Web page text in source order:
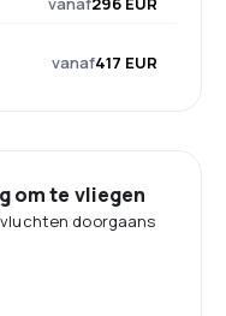
vanaf417 EUR
om te vliegen
doorgaans